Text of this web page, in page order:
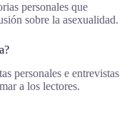
personales que
sobre la asexualidad.
personales e entrevistas
a los lectores.